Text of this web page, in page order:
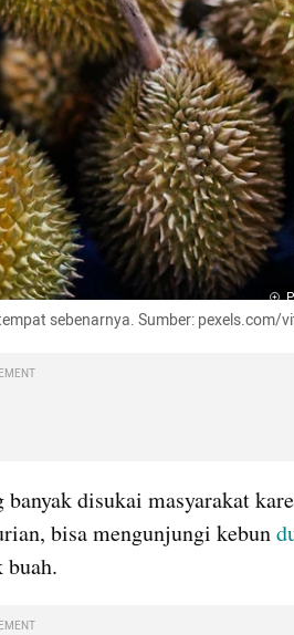
sebenarnya. Sumber: pexels.com/
disukai masyarakat
bisa mengunjungi kebun